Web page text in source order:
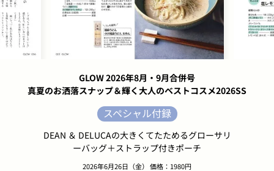
GLOW 2026年8月・9月合併号
真夏のお洒落スナップ＆輝く大人のベストコスメ2026SS
スペシャル付録
DEAN ＆ DELUCAの大きくてたためるグローサリ
ーバッグ＋ストラップ付きポーチ
2026年6月26日（金） 価格：1980円